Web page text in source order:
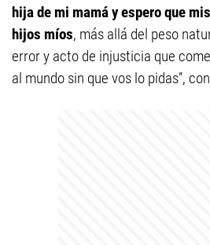
hija de mi mamá y espero que
hijos míos, más allá del peso
error y acto de injusticia que
al mundo sin que vos lo pidas”,